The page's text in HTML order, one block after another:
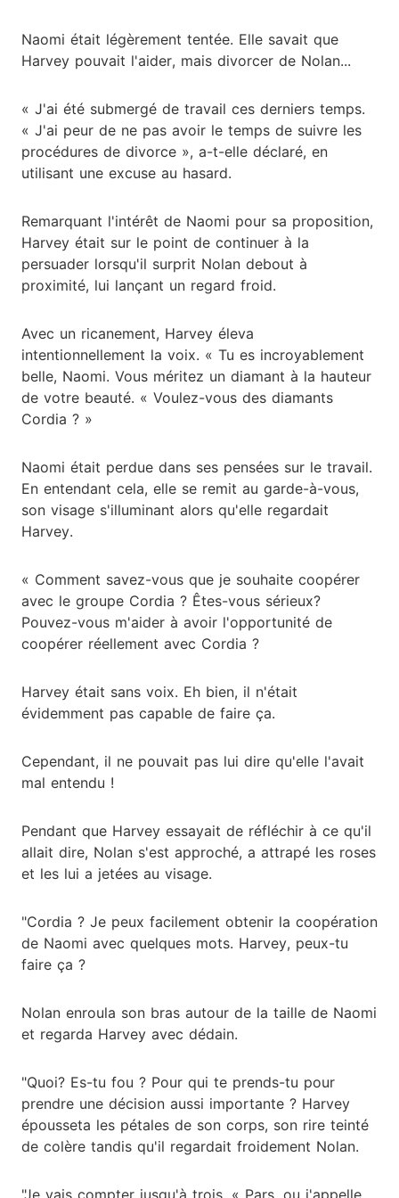
Naomi était légèrement tentée. Elle savait que
Harvey pouvait l'aider, mais divorcer de Nolan...
« J'ai été submergé de travail ces derniers temps.
« J'ai peur de ne pas avoir le temps de suivre les
procédures de divorce », a-t-elle déclaré, en
utilisant une excuse au hasard.
Remarquant l'intérêt de Naomi pour sa proposition,
Harvey était sur le point de continuer à la
persuader lorsqu'il surprit Nolan debout à
proximité, lui lançant un regard froid.
Avec un ricanement, Harvey éleva
intentionnellement la voix. « Tu es incroyablement
belle, Naomi. Vous méritez un diamant à la hauteur
de votre beauté. « Voulez-vous des diamants
Cordia ? »
Naomi était perdue dans ses pensées sur le travail.
En entendant cela, elle se remit au garde-à-vous,
son visage s'illuminant alors qu'elle regardait
Harvey.
« Comment savez-vous que je souhaite coopérer
avec le groupe Cordia ? Êtes-vous sérieux?
Pouvez-vous m'aider à avoir l'opportunité de
coopérer réellement avec Cordia ?
Harvey était sans voix. Eh bien, il n'était
évidemment pas capable de faire ça.
Cependant, il ne pouvait pas lui dire qu'elle l'avait
mal entendu !
Pendant que Harvey essayait de réfléchir à ce qu'il
allait dire, Nolan s'est approché, a attrapé les roses
et les lui a jetées au visage.
"Cordia ? Je peux facilement obtenir la coopération
de Naomi avec quelques mots. Harvey, peux-tu
faire ça ?
Nolan enroula son bras autour de la taille de Naomi
et regarda Harvey avec dédain.
"Quoi? Es-tu fou ? Pour qui te prends-tu pour
prendre une décision aussi importante ? Harvey
épousseta les pétales de son corps, son rire teinté
de colère tandis qu'il regardait froidement Nolan.
"Je vais compter jusqu'à trois. « Pars, ou j'appelle